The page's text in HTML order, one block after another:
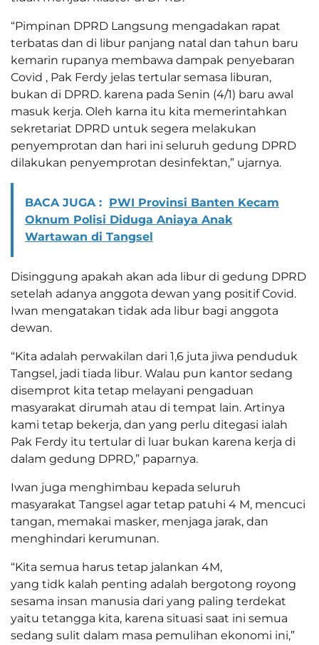
“Pimpinan DPRD Langsung mengadakan rapat
terbatas dan di libur panjang natal dan tahun baru
kemarin rupanya membawa dampak penyebaran
Covid , Pak Ferdy jelas tertular semasa liburan,
bukan di DPRD. karena pada Senin (4/1) baru awal
masuk kerja. Oleh karna itu kita memerintahkan
sekretariat DPRD untuk segera melakukan
penyemprotan dan hari ini seluruh gedung DPRD
dilakukan penyemprotan desinfektan,” ujarnya.
BACA JUGA : PWI Provinsi Banten Kecam
Oknum Polisi Diduga Aniaya Anak
Wartawan di Tangsel
Disinggung apakah akan ada libur di gedung DPRD
setelah adanya anggota dewan yang positif Covid.
Iwan mengatakan tidak ada libur bagi anggota
dewan.
“Kita adalah perwakilan dari 1,6 juta jiwa penduduk
Tangsel, jadi tiada libur. Walau pun kantor sedang
disemprot kita tetap melayani pengaduan
masyarakat dirumah atau di tempat lain. Artinya
kami tetap bekerja, dan yang perlu ditegasi ialah
Pak Ferdy itu tertular di luar bukan karena kerja di
dalam gedung DPRD,” paparnya.
Iwan juga menghimbau kepada seluruh
masyarakat Tangsel agar tetap patuhi 4 M, mencuci
tangan, memakai masker, menjaga jarak, dan
menghindari kerumunan.
“Kita semua harus tetap jalankan 4M,
yang tidk kalah penting adalah bergotong royong
sesama insan manusia dari yang paling terdekat
yaitu tetangga kita, karena situasi saat ini semua
sedang sulit dalam masa pemulihan ekonomi ini,”